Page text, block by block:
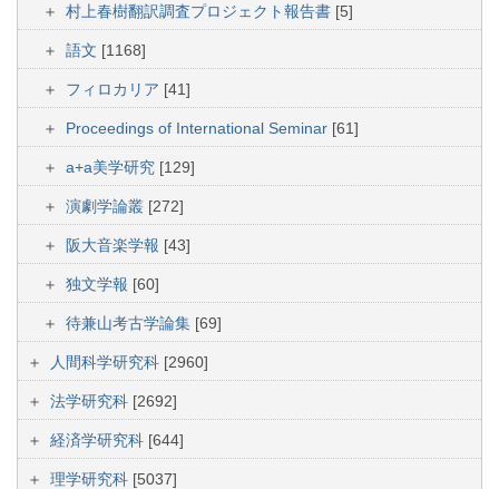
村上春樹翻訳調査プロジェクト報告書 [5]
語文 [1168]
フィロカリア [41]
Proceedings of International Seminar [61]
a+a美学研究 [129]
演劇学論叢 [272]
阪大音楽学報 [43]
独文学報 [60]
待兼山考古学論集 [69]
人間科学研究科 [2960]
法学研究科 [2692]
経済学研究科 [644]
理学研究科 [5037]